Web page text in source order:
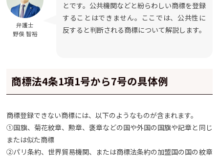
弁護士
野俣 智裕
とです。公共機関などと紛らわしい商標を登録
することはできません。ここでは、公共性に
反すると判断される商標について解説します。
商標法4条1項1号から7号の具体例
商標登録できない商標には、以下のようなものが含まれます。
➀国旗、菊花紋章、勲章、褒章などの国や外国の国旗や記章と同じ
または似た商標
②パリ条約、世界貿易機関、または商標法条約の加盟国の国の紋章